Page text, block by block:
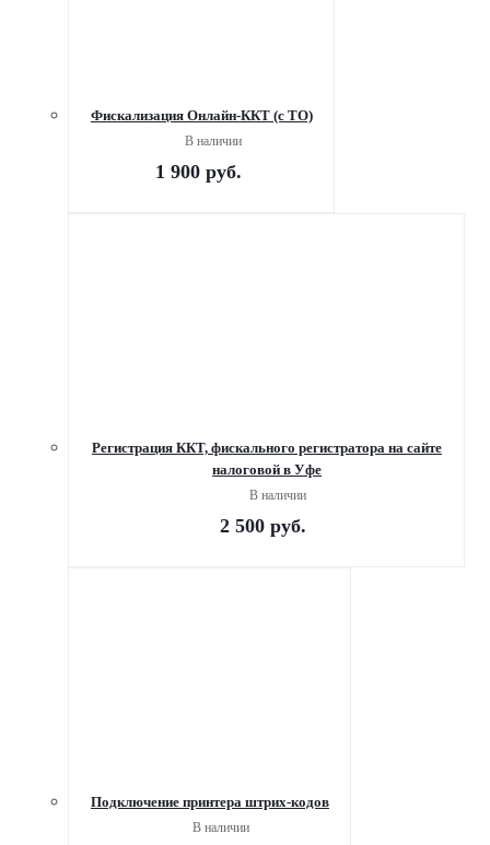
Фискализация Онлайн-ККТ (с ТО)
В наличии
1 900руб.
Регистрация ККТ, фискального регистратора на сайте
налоговой в Уфе
В наличии
2 500 руб.
Подключение принтера штрих-кодов
В наличии